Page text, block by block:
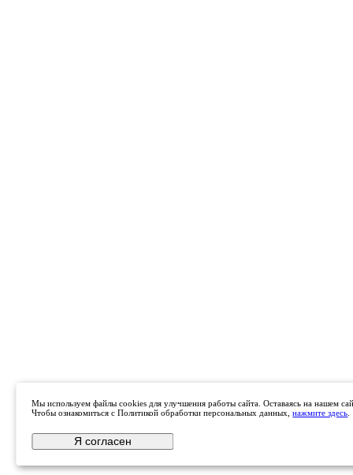
Мы используем файлы cookies для улучшения работы сайта. Оставаясь на нашем
Чтобы ознакомиться с Политикой обработки персональных данных,нажмите здесь
Я согласен